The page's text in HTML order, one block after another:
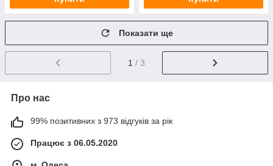
Показати ще
1 / 3
Про нас
99% позитивних з 973 відгуків за рік
Працює з 06.05.2020